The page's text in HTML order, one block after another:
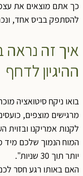
כך אתם מוצאים את
להסתפק בביס אחד,
איך זה נראה
ההיגיון לדחף
בואו ניקח סיטואציה
מרגישים מוצפים,
לקנות אמריקנו ובזוית
המוח הנמוך שלכם מיד
יותר תוך 30 שניות".
האם באותו רגע חסר